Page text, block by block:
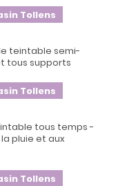
Tollens
teintable semi-
tous supports
Tollens
tous temps -
pluie et aux
Tollens